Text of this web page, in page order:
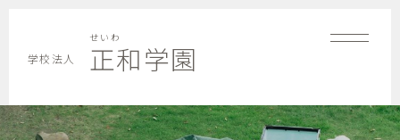
学校法人
せいわ
正和学園